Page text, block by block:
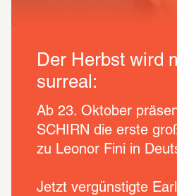
Der Herbst wird
surreal:
Ab 23. Oktober
SCHIRN die erste
zu Leonor Fini in
Jetzt vergünstigte